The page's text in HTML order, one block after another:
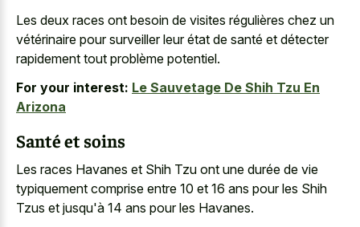
Les deux races ont besoin de visites régulières chez un
vétérinaire pour surveiller leur état de santé et détecter
rapidement tout problème potentiel.
For your interest: Le Sauvetage De Shih Tzu En
Arizona
Santé et soins
Les races Havanes et Shih Tzu ont une durée de vie
typiquement comprise entre 10 et 16 ans pour les Shih
Tzus et jusqu'à 14 ans pour les Havanes.